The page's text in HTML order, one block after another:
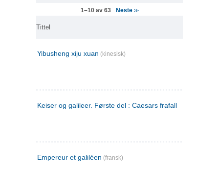
1–10 av 63 Neste>>
Tittel
Yibusheng xiju xuan (kinesisk)
Keiser og galileer. Første del : Caesars frafall
Empereur et galiléen (fransk)